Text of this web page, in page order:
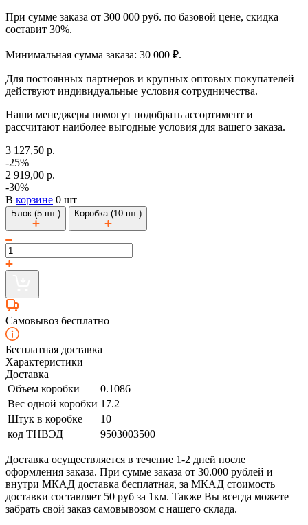
При сумме заказа от 300 000 руб. по базовой цене, скидка
составит 30%.
Минимальная сумма заказа: 30 000 ₽.
Для постоянных партнеров и крупных оптовых покупателей
действуют индивидуальные условия сотрудничества.
Наши менеджеры помогут подобрать ассортимент и
рассчитают наиболее выгодные условия для вашего заказа.
3 127,50 р.
-25%
2 919,00 р.
-30%
В корзине 0 шт
Блок (5 шт.) Коробка (10 шт.)
Самовывоз бесплатно
Бесплатная доставка
Характеристики
Доставка
Объем коробки
0.1086
Вес одной коробки 17.2
Штук в коробке
10
код ТНВЭД
9503003500
Доставка осуществляется в течение 1-2 дней после
оформления заказа. При сумме заказа от 30.000 рублей и
внутри МКАД доставка бесплатная, за МКАД стоимость
доставки составляет 50 руб за 1км. Также Вы всегда можете
забрать свой заказ самовывозом с нашего склада.